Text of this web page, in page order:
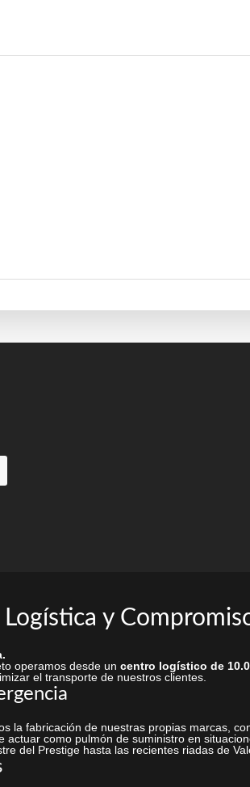
y
operamos desde un centro logístico de
el transporte de nuestros clientes.
la fabricación de nuestras propias marcas,
actuar como pulmón de suministro en
del Prestige hasta las recientes riadas de